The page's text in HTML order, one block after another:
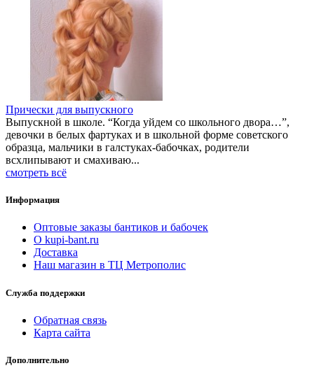
Прически для выпускного
Выпускной в школе. “Когда уйдем со школьного двора…”,
девочки в белых фартуках и в школьной форме советского
образца, мальчики в галстуках-бабочках, родители
всхлипывают и смахиваю...
смотреть всё
Информация
Оптовые заказы бантиков и бабочек
О kupi-bant.ru
Доставка
Наш магазин в ТЦ Метрополис
Служба поддержки
Обратная связь
Карта сайта
Дополнительно